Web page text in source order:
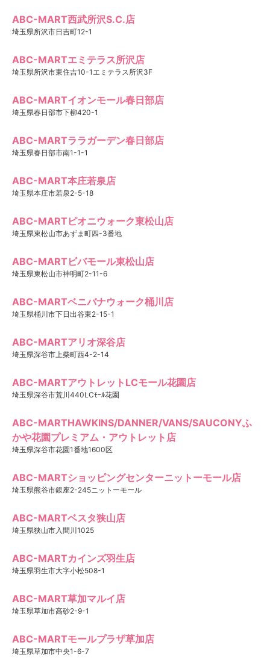
ABC-MART西武所沢S.C.店
埼玉県所沢市日吉町12-1
ABC-MARTエミテラス所沢店
埼玉県所沢市東住吉10-1エミテラス所沢3F
ABC-MARTイオンモール春日部店
埼玉県春日部市下柳420-1
ABC-MARTララガーデン春日部店
埼玉県春日部市南1-1-1
ABC-MART本庄若泉店
埼玉県本庄市若泉2-5-18
ABC-MARTピオニウォーク東松山店
埼玉県東松山市あずま町四-3番地
ABC-MARTビバモール東松山店
埼玉県東松山市神明町2-11-6
ABC-MARTベニバナウォーク桶川店
埼玉県桶川市下日出谷東2-15-1
ABC-MARTアリオ深谷店
埼玉県深谷市上柴町西4-2-14
ABC-MARTアウトレットLCモール花園店
埼玉県深谷市荒川440LCﾓｰﾙ花園
ABC-MARTHAWKINS/DANNER/VANS/SAUCONYふ
かや花園プレミアム・アウトレット店
埼玉県深谷市花園1番地1600区
ABC-MARTショッピングセンターニットーモール店
埼玉県熊谷市銀座2-245ニットーモール
ABC-MARTベスタ狭山店
埼玉県狭山市入間川1025
ABC-MARTカインズ羽生店
埼玉県羽生市大字小松508-1
ABC-MART草加マルイ店
埼玉県草加市高砂2-9-1
ABC-MARTモールプラザ草加店
埼玉県草加市中央1-6-7